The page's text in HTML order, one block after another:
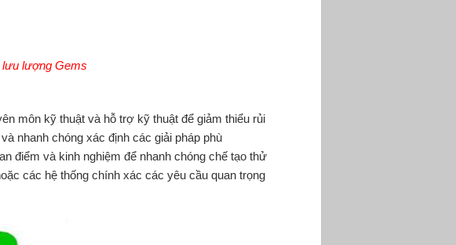
lưu lượng Gems
môn kỹ thuật và hỗ trợ kỹ thuật để giảm thiểu rủi
nhanh chóng xác định các giải pháp phù
điểm và kinh nghiệm để nhanh chóng chế tạo thử
các hệ thống chính xác các yêu cầu quan trọng